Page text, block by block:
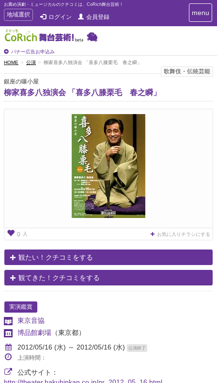
お薦め演劇・ミュージカルのクチコミは、CoRich舞台芸術！
T
o
g
g
e
n
a
v
i
g
地域選択 ログイン 会員登録
バナー広告お申込み
T
o
n
i
g
menu
HOME 公演 柳家喜多八独演会 「喜多八膝栗毛 春之瞬」
歌舞伎・伝統芸能
銀座の噺小屋
柳家喜多八独演会 「喜多八膝栗毛 春之瞬」
0 人 お気に入りチラシにする
観たい！クチコミをする
観てきた！クチコミをする
実演鑑賞
東京音協
博品館劇場 （東京都）
2012/05/16 (水) ～ 2012/05/16 (水)
公演終了
上演時間：
公式サイト：